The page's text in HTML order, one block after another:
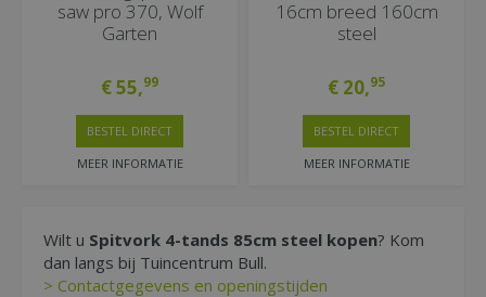
saw pro 370, Wolf
Garten
€55,99
MEER INFORMATIE
BESTEL DIRECT
16cm breed 160cm
steel
€ 20,95
MEER INFORMATIE
BESTEL DIRECT
Wilt u Spitvork 4-tands 85cm steel kopen? Kom
dan langs bij Tuincentrum Bull.
> Contactgegevens en openingstijden